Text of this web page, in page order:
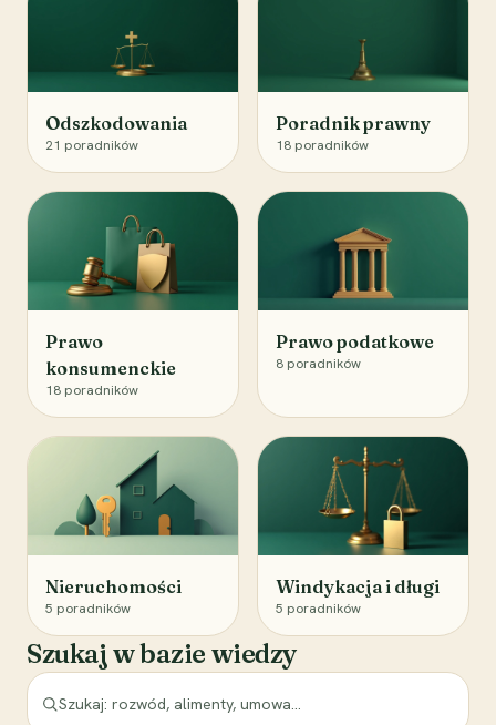
Odszkodowania
21 poradników
Poradnik prawny
18 poradników
Prawo
konsumenckie
18 poradników
Prawo podatkowe
8 poradników
Nieruchomości
5 poradników
Windykacja i długi
5 poradników
Szukaj w bazie wiedzy